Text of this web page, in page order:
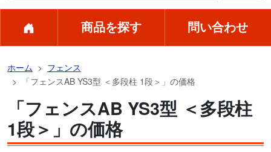
商品を探す 問い合わせ
ホーム
フェンス
「フェンスAB YS3型 ＜多段柱 1段＞」の価格
「フェンスAB YS3型 ＜多段柱
1段＞」の価格